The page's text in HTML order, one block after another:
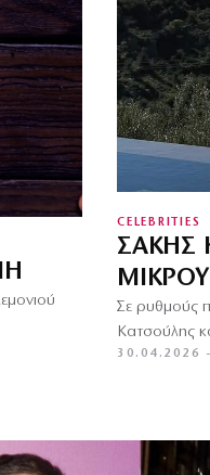
CELEBRITIES
ΣΆΚΗΣ
Σε ρυθμούς
Κατσούλης
30.04.2026